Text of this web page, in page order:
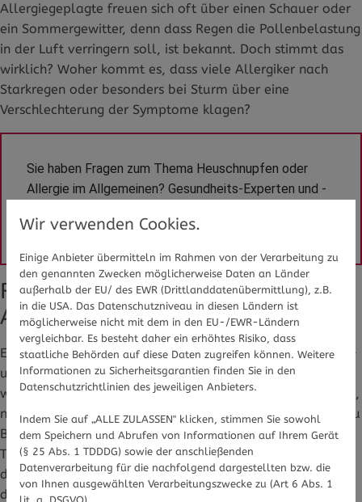
Allergiegeplagte freuen sich oft über einen Schauer oder
ein Sommergewitter, denn dass Regen die Pollenbelastung
in der Luft verringern soll, ist bekannt. Doch stimmt das
wirklich? Woher kommt es, dass viele Allergiker nach
Starkregen oder besonders bei Sturm über eine
Verschlechterung der Symptome klagen?
Sie haben Fragen zum Thema Heuschnupfen oder
Allergie im Allgemeinen? Gesundheits-Experten und -
gelangen Sie zur Expertensuche.
Regen und Gewitter verstärken
Allergie-Symptome
Ein Großteil der Pollen sind zu groß, um durch die Nasen-
und Mundschleimhaut aufgenommen zu werden und
werden so auf natürliche Weise herausgefiltert. Regnet es,
nehmen die Pollen Wasser auf, werden schwerer, fallen zu
Boden und platzen dort auf. Somit werden viele kleinere
Teilchen freigesetzt, die die Allergendichte in der Luft
deutlich erhöhen. Die kleineren Pollen können nun bis in
die Lunge vordringen und dort starkes Asthma – das
Wir verwenden Cookies.
Einige Anbieter übermitteln im Rahmen von der Verarbeitung zu
den genannten Zwecken möglicherweise Daten an Länder
außerhalb der EU/ des EWR (Drittlanddatenübermittlung), z.B.
in die USA. Das Datenschutzniveau in diesen Ländern ist
möglicherweise nicht mit dem in den EU-/EWR-Ländern
vergleichbar. Es besteht daher ein erhöhtes Risiko, dass
staatliche Behörden auf diese Daten zugreifen können. Weitere
Informationen zu Sicherheitsgarantien finden Sie in den
Datenschutzrichtlinien des jeweiligen Anbieters.
Indem Sie auf „ALLE ZULASSEN" klicken, stimmen Sie sowohl
dem Speichern und Abrufen von Informationen auf Ihrem Gerät
(§ 25 Abs. 1 TDDDG) sowie der anschließenden
Datenverarbeitung für die nachfolgend dargestellten bzw. die
von Ihnen ausgewählten Verarbeitungszwecke zu (Art 6 Abs. 1
lit. a. DSGVO).